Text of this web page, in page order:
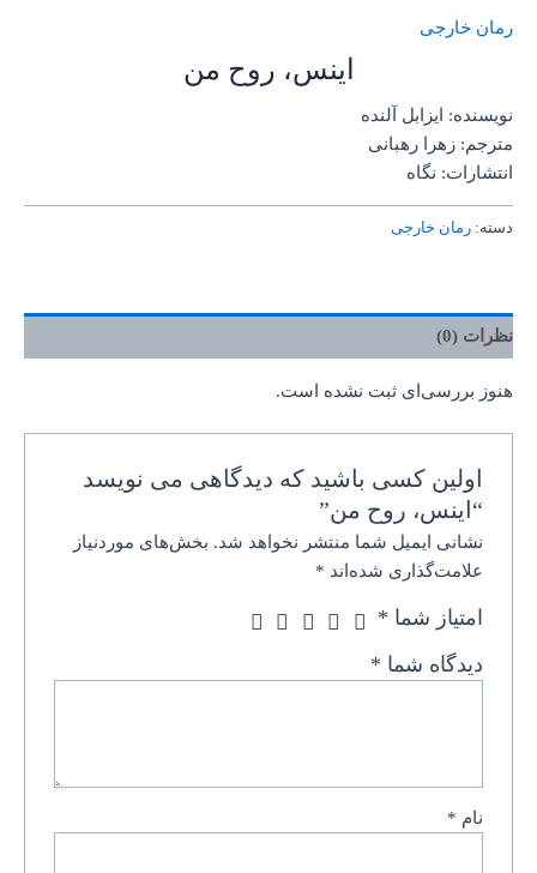
رمان خارجی
اینس، روح من
نویسنده: ایزابل آلنده
مترجم: زهرا رهبانی
انتشارات: نگاه
دسته: رمان خارجی
نظرات (0)
هنوز بررسی‌ای ثبت نشده است.
اولین کسی باشید که دیدگاهی می نویسد
“اینس، روح من”
نشانی ایمیل شما منتشر نخواهد شد. بخش‌های موردنیاز
علامت‌گذاری شده‌اند *
امتیاز شما *
دیدگاه شما *
نام *